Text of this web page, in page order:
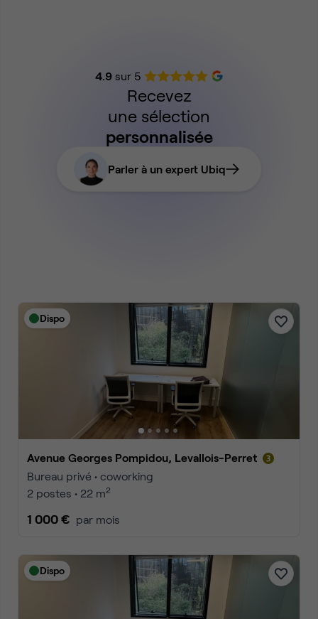
4.9sur 5
Recevez
une sélection
personnalisée
Parler à un expert Ubiq
Dispo
Avenue Georges Pompidou, Levallois-Perret
Bureau privé • coworking
2 postes • 22 m2
1 000 € par mois
Dispo